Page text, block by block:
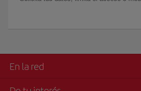
En la red